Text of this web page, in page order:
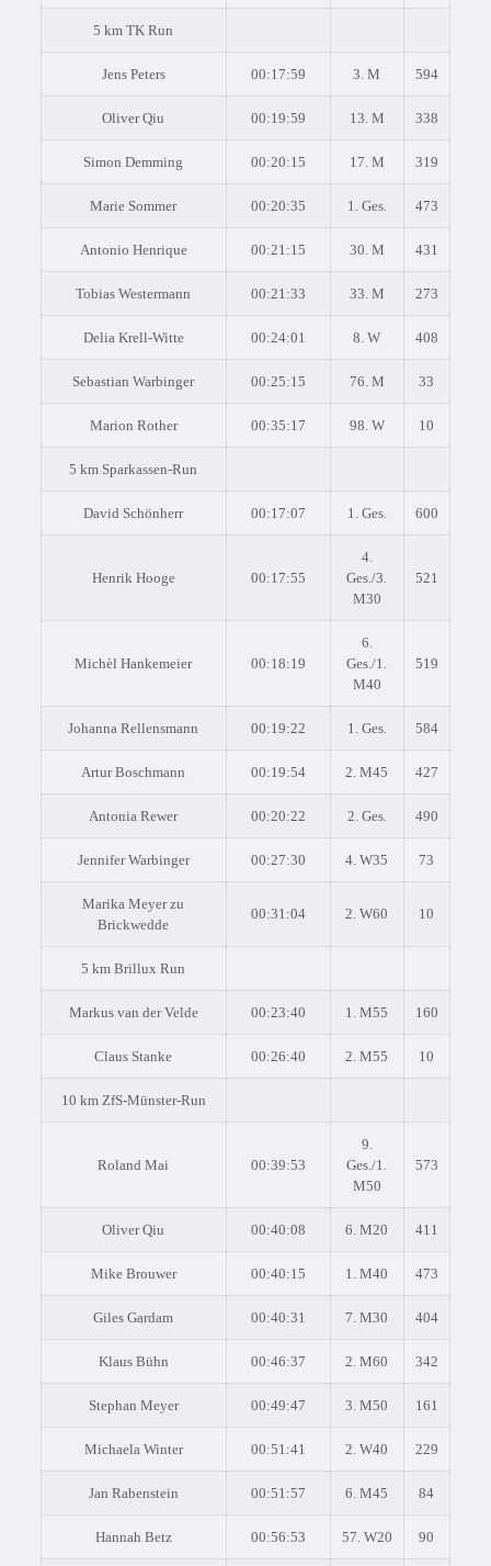
5 km TK Run
Jens Peters 00:17:59 3. M 594
Oliver Qiu 00:19:59 13. M 338
Simon Demming 00:20:15 17. M 319
Marie Sommer 00:20:35 1. Ges. 473
Antonio Henrique 00:21:15 30. M 431
Tobias Westermann 00:21:33 33. M 273
Delia Krell-Witte 00:24:01 8. W 408
Sebastian Warbinger 00:25:15 76. M 33
Marion Rother 00:35:17 98. W 10
5 km Sparkassen-Run
David Schönherr 00:17:07 1. Ges. 600
Henrik Hooge 00:17:55
4.
Ges./3.
M30
521
Michèl Hankemeier 00:18:19
6.
Ges./1.
M40
519
Johanna Rellensmann 00:19:22 1. Ges. 584
Artur Boschmann 00:19:54 2. M45 427
Antonia Rewer 00:20:22 2. Ges. 490
Jennifer Warbinger 00:27:30 4. W35 73
Marika Meyer zu
Brickwedde
00:31:04 2. W60 10
5 km Brillux Run
Markus van der Velde 00:23:40 1. M55 160
Claus Stanke 00:26:40 2. M55 10
10 km ZfS-Münster-Run
Roland Mai 00:39:53
9.
Ges./1.
M50
573
Oliver Qiu 00:40:08 6. M20 411
Mike Brouwer 00:40:15 1. M40 473
Giles Gardam 00:40:31 7. M30 404
Klaus Bühn 00:46:37 2. M60 342
Stephan Meyer 00:49:47 3. M50 161
Michaela Winter 00:51:41 2. W40 229
Jan Rabenstein 00:51:57 6. M45 84
Hannah Betz 00:56:53 57. W20 90